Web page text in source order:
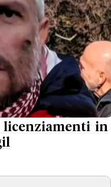
licenziamenti in